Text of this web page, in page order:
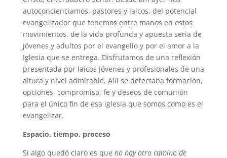
autoconcienciamos, pastores y laicos, del potencial
evangelizador que tenemos entre manos en estos
movimientos, de la vida profunda y apuesta seria de
jóvenes y adultos por el evangelio y por el amor a la
Iglesia que se entrega. Disfrutamos de una reflexión
presentada por laicos jóvenes y profesionales de una
altura y nivel admirable. Allí se detectaba formación,
opciones, compromiso, fe y deseos de comunión
para el único fin de esa iglesia que somos como es el
evangelizar.
Espacio, tiempo, proceso
Si algo quedó claro es que no hay otro camino de